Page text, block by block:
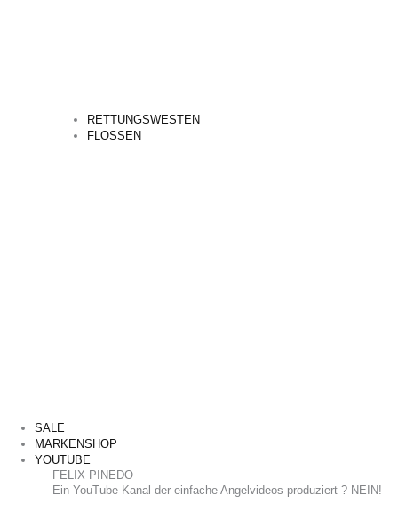
RETTUNGSWESTEN
FLOSSEN
SALE
MARKENSHOP
YOUTUBE
FELIX PINEDO
​Ein YouTube Kanal der einfache Angelvideos produziert ? NEIN!